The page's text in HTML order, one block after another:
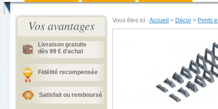
Vos avantages
Livraison gratuite
dès 99 € d'achat
Fidélité recompensée
Satisfait ou remboursé
Vous êtes ici :Accueil > Décor > Ponts